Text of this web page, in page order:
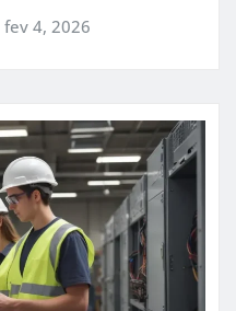
fev 4, 2026